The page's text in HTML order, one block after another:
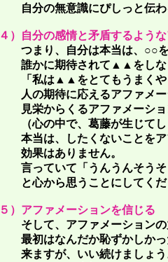
自分の無意識にぴしっと伝わ
４）自分の感情と矛盾するよう
つまり、自分は本当は、○○を
誰かに期待されて▲▲をしな
「私は▲▲をとてもうまくや
人の期待に応えるアファメ
見栄からくるアファメーショ
（心の中で、葛藤が生じてし
本当は、したくないことをア
効果はありません。
言っていて 「うんうんそう
と心から思うことにしてくだ
５）アファメーションを信じる
そして、アファメーションの
最初はなんだか恥ずかしかっ
来ますが、いい続けましょう